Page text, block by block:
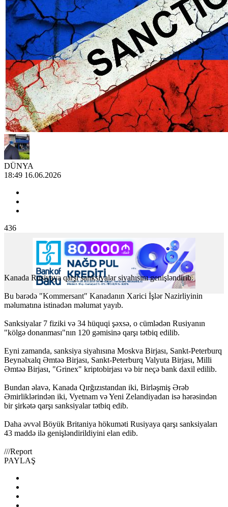
DÜNYA
18:49 16.06.2026
436
Kanada Rusiyaya qarşı sanksiyalar siyahısını genişləndirib.
Bu barədə "Kommersant" Kanadanın Xarici İşlər Nazirliyinin
məlumatına istinadən məlumat yayıb.
Sanksiyalar 7 fiziki və 34 hüquqi şəxsə, o cümlədən Rusiyanın
"kölgə donanması"nın 120 gəmisinə qarşı tətbiq edilib.
Eyni zamanda, sanksiya siyahısına Moskva Birjası, Sankt-Peterburq
Beynəlxalq Əmtəə Birjası, Sankt-Peterburq Valyuta Birjası, Milli
Əmtəə Birjası, "Grinex" kriptobirjası və bir neçə bank daxil edilib.
Bundan əlavə, Kanada Qırğızıstandan iki, Birləşmiş Ərəb
Əmirliklərindən iki, Vyetnam və Yeni Zelandiyadan isə hərəsindən
bir şirkətə qarşı sanksiyalar tətbiq edib.
Daha əvvəl Böyük Britaniya hökuməti Rusiyaya qarşı sanksiyaları
43 maddə ilə genişləndirildiyini elan edib.
///Report
PAYLAŞ